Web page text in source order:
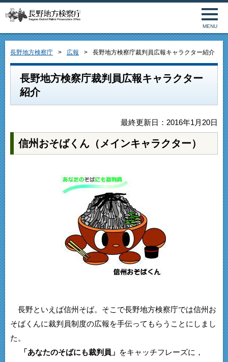
MENU
長野地方検察庁 広報 長野地方検察庁裁判員広報キャラクター紹介
長野地方検察庁裁判員広報キャラクター
紹介
最終更新日：2016年1月20日
信州おそばくん（メインキャラクター）
長野といえば信州そば。そこで長野地方検察庁では信州お
そばくんに裁判員制度の広報を手伝ってもらうことにしまし
た。
「あなたのそばにも裁判員」
をキャッチフレーズに，